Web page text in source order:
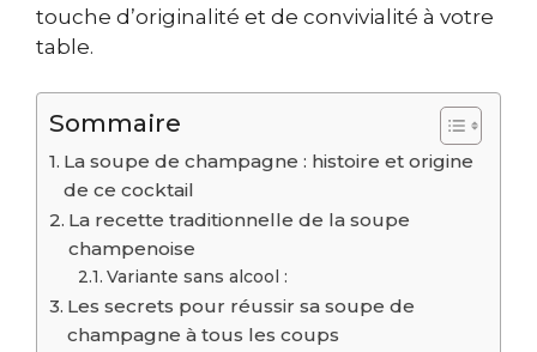
touche d’originalité et de convivialité à votre
table.
Sommaire
La soupe de champagne : histoire et origine
de ce cocktail
La recette traditionnelle de la soupe
champenoise
Variante sans alcool :
Les secrets pour réussir sa soupe de
champagne à tous les coups